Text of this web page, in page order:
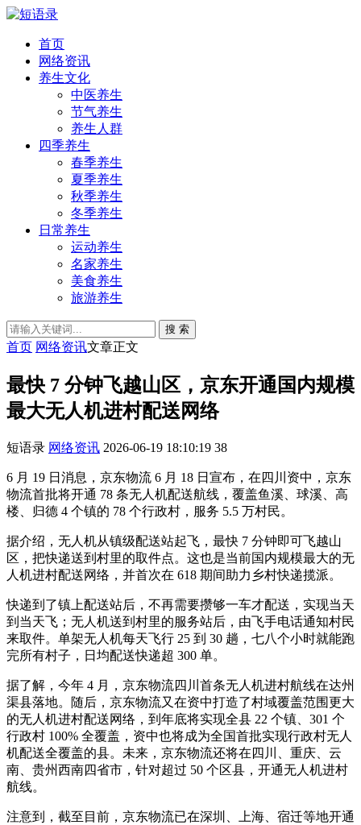
首页
网络资讯
养生文化
中医养生
节气养生
养生人群
四季养生
春季养生
夏季养生
秋季养生
冬季养生
日常养生
运动养生
名家养生
美食养生
旅游养生
搜 索
首页 网络资讯文章正文
最快 7 分钟飞越山区，京东开通国内规模
最大无人机进村配送网络
短语录 网络资讯 2026-06-19 18:10:19 38
6 月 19 日消息，京东物流 6 月 18 日宣布，在四川资中，京东
物流首批将开通 78 条无人机配送航线，覆盖鱼溪、球溪、高
楼、归德 4 个镇的 78 个行政村，服务 5.5 万村民。
据介绍，无人机从镇级配送站起飞，最快 7 分钟即可飞越山
区，把快递送到村里的取件点。这也是当前国内规模最大的无
人机进村配送网络，并首次在 618 期间助力乡村快递揽派。
快递到了镇上配送站后，不再需要攒够一车才配送，实现当天
到当天飞；无人机送到村里的服务站后，由飞手电话通知村民
来取件。单架无人机每天飞行 25 到 30 趟，七八个小时就能跑
完所有村子，日均配送快递超 300 单。
据了解，今年 4 月，京东物流四川首条无人机进村航线在达州
渠县落地。随后，京东物流又在资中打造了村域覆盖范围更大
的无人机进村配送网络，到年底将实现全县 22 个镇、301 个
行政村 100% 全覆盖，资中也将成为全国首批实现行政村无人
机配送全覆盖的县。未来，京东物流还将在四川、重庆、云
南、贵州西南四省市，针对超过 50 个区县，开通无人机进村
航线。
注意到，截至目前，京东物流已在深圳、上海、宿迁等地开通